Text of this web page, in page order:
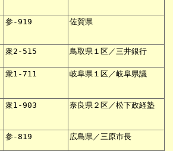
参-919 佐賀県
衆2-515 鳥取県１区／三井銀行
衆1-711 岐阜県１区／岐阜県議
衆1-903 奈良県２区／松下政経塾
参-819 広島県／三原市長